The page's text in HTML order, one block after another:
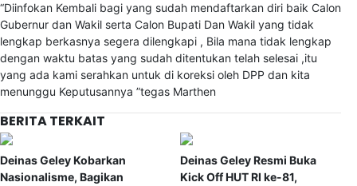
“Diinfokan Kembali bagi yang sudah mendaftarkan diri baik Calon
Gubernur dan Wakil serta Calon Bupati Dan Wakil yang tidak
lengkap berkasnya segera dilengkapi , Bila mana tidak lengkap
dengan waktu batas yang sudah ditentukan telah selesai ,itu
yang ada kami serahkan untuk di koreksi oleh DPP dan kita
menunggu Keputusannya ”tegas Marthen
BERITA TERKAIT
Deinas Geley Kobarkan
Nasionalisme, Bagikan
Deinas Geley Resmi Buka
Kick Off HUT RI ke-81,